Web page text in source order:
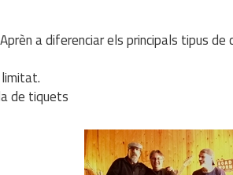
a diferenciar els principals tipus de
de tiquets